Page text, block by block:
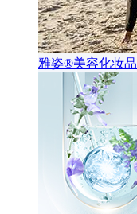
雅姿®美容化妆品